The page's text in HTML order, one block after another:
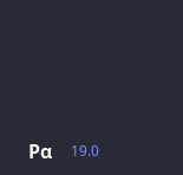
19.0
Ρα